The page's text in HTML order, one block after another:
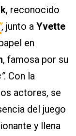
, reconocido
, junto a Yvette
en
, famosa por su
. Con la
actores, se
del juego
y llena